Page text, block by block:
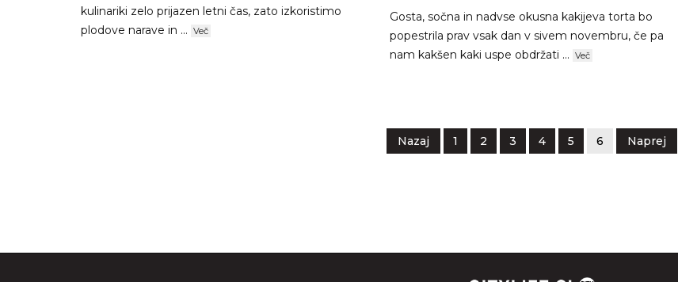
kulinariki zelo prijazen letni čas, zato izkoristimo
plodove narave in ... Več
Gosta, sočna in nadvse okusna kakijeva torta bo
popestrila prav vsak dan v sivem novembru, če pa
nam kakšen kaki uspe obdržati ... Več
Nazaj 1 2 3 4 5 6 Naprej